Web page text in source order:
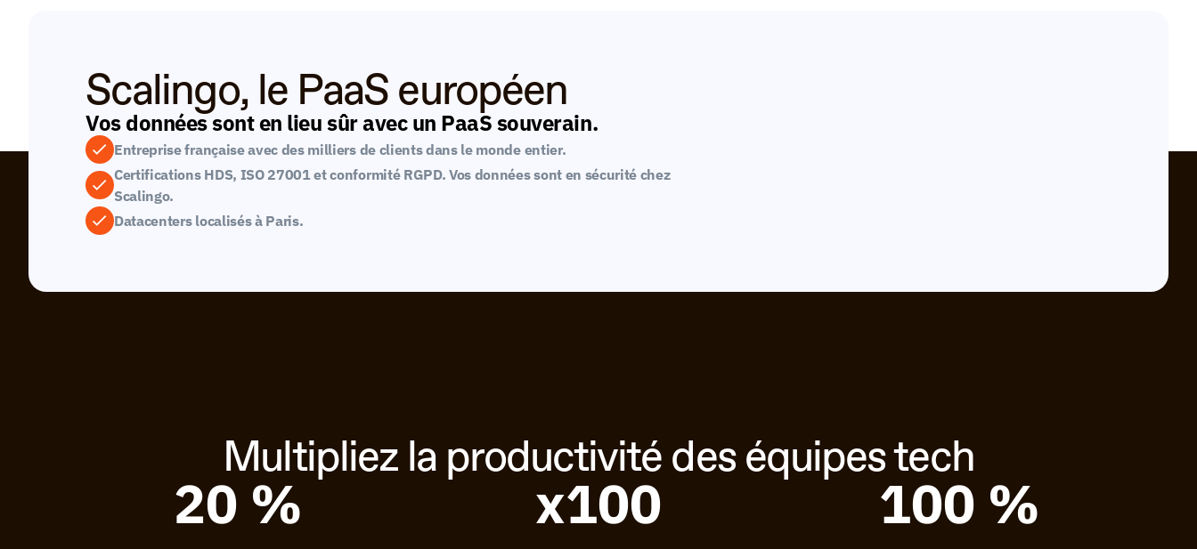
Scalingo, le PaaS européen
Vos données sont en lieu sûr avec un PaaS souverain.
Entreprise française avec des milliers de clients dans le monde entier.
Certifications HDS, ISO 27001 et conformité RGPD. Vos données sont en sécurité chez
Scalingo.
Datacenters localisés à Paris.
Multipliez la productivité des équipes tech
20 % x100 100 %